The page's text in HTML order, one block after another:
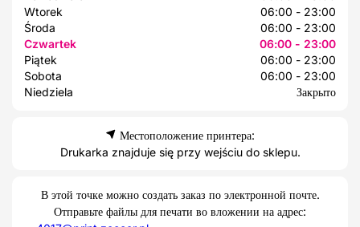
Wtorek
06:00 - 23:00
Środa
06:00 - 23:00
Czwartek
06:00 - 23:00
Piątek
06:00 - 23:00
Sobota
06:00 - 23:00
Niedziela
Закрыто
Местоположение принтера:
Drukarka znajduje się przy wejściu do sklepu.
В этой точке можно создать заказ по электронной почте.
Отправьте файлы для печати во вложении на адрес: